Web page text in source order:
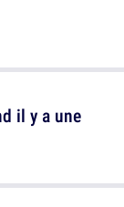
il y a une